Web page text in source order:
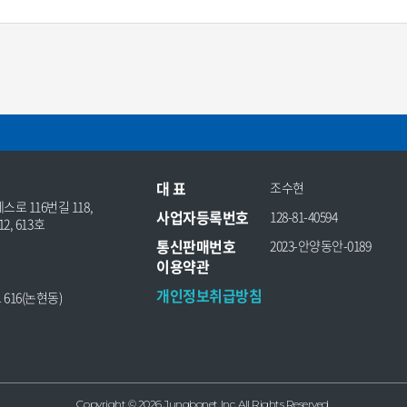
로 116번길 118,
613호
논현동)
대 표 조수현
사업자등록번호 128-81-40594
통신판매번호 2023-안양동안-0189
이용약관
개인정보취급방침
Copyright © 2026 Jungbonet Inc. All Rights Reserved.